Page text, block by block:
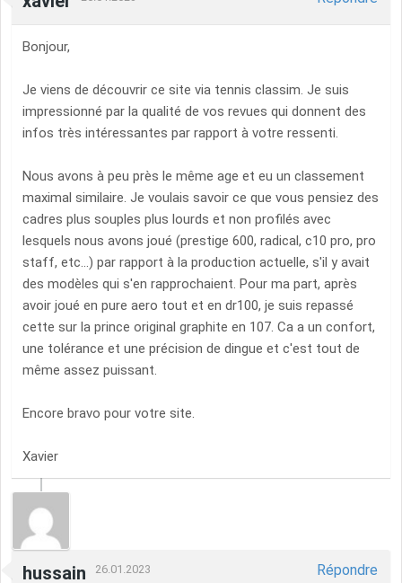
Bonjour,
Je viens de découvrir ce site via tennis classim. Je suis
impressionné par la qualité de vos revues qui donnent des
infos très intéressantes par rapport à votre ressenti.
Nous avons à peu près le même age et eu un classement
maximal similaire. Je voulais savoir ce que vous pensiez des
cadres plus souples plus lourds et non profilés avec
lesquels nous avons joué (prestige 600, radical, c10 pro, pro
staff, etc...) par rapport à la production actuelle, s'il y avait
des modèles qui s'en rapprochaient. Pour ma part, après
avoir joué en pure aero tout et en dr100, je suis repassé
cette sur la prince original graphite en 107. Ca a un confort,
une tolérance et une précision de dingue et c'est tout de
même assez puissant.
Encore bravo pour votre site.
Xavier
hussain 26.01.2023 Répondre